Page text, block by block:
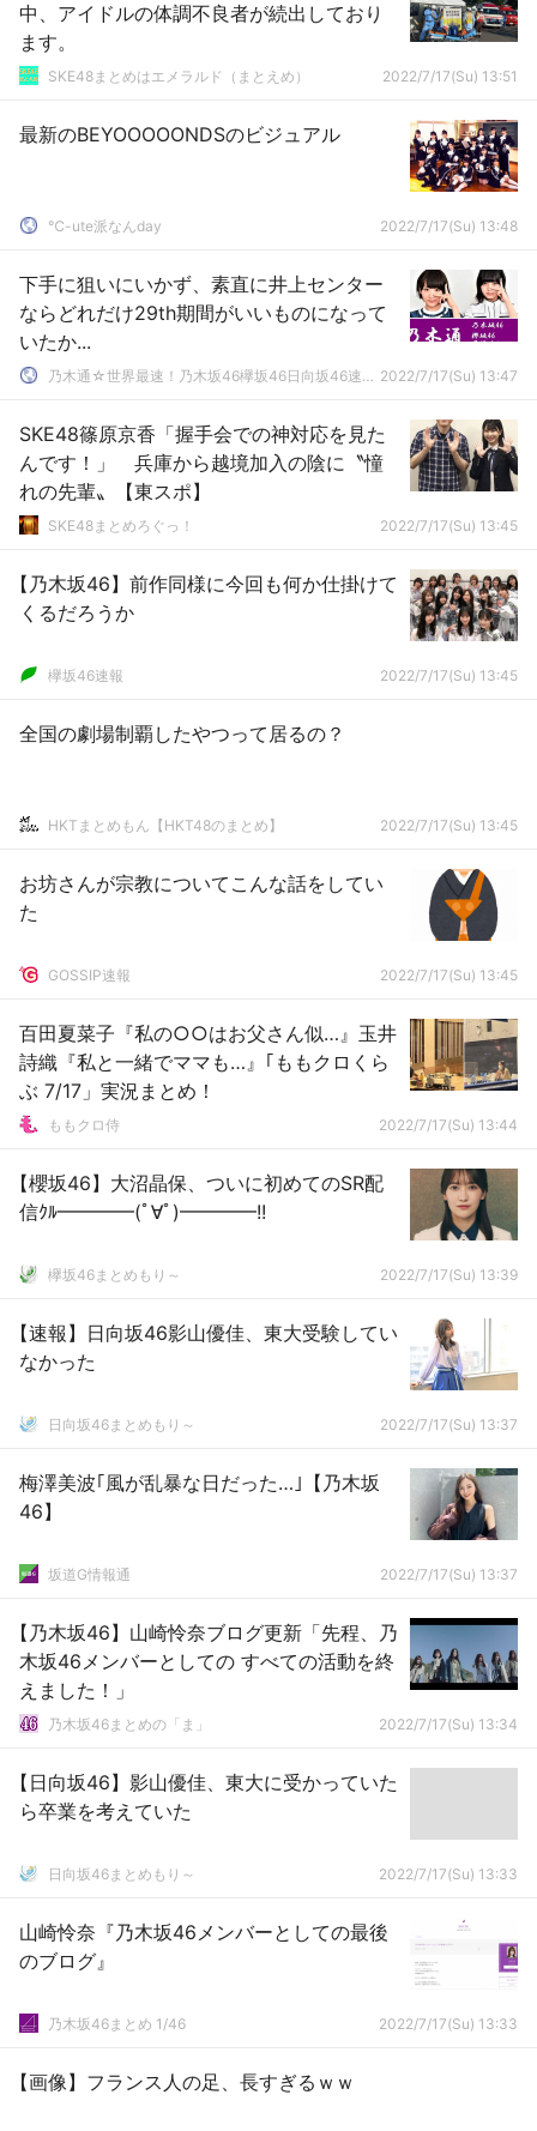
中、アイドルの体調不良者が続出しており
ます。
SKE48まとめはエメラルド（まとえめ） 2022/7/17(Su) 13:51
最新のBEYOOOOONDSのビジュアル
℃-ute派なんday 2022/7/17(Su) 13:48
下手に狙いにいかず、素直に井上センター
ならどれだけ29th期間がいいものになって
いたか...
乃木通☆世界最速！乃木坂46欅坂46日向坂46速報まとめ 2022/7/17(Su) 13:47
SKE48篠原京香「握手会での神対応を見た
んです！」 兵庫から越境加入の陰に〝憧
れの先輩〟【東スポ】
SKE48まとめろぐっ！ 2022/7/17(Su) 13:45
【乃木坂46】前作同様に今回も何か仕掛けて
くるだろうか
欅坂46速報 2022/7/17(Su) 13:45
全国の劇場制覇したやつって居るの？
HKTまとめもん【HKT48のまとめ】 2022/7/17(Su) 13:45
お坊さんが宗教についてこんな話をしてい
た
GOSSIP速報 2022/7/17(Su) 13:45
百田夏菜子『私の○○はお父さん似…』玉井
詩織『私と一緒でママも…』｢ももクロくら
ぶ 7/17」実況まとめ！
ももクロ侍 2022/7/17(Su) 13:44
【櫻坂46】大沼晶保、ついに初めてのSR配
信ｸﾙ━━━━(ﾟ∀ﾟ)━━━━!!
欅坂46まとめもり～ 2022/7/17(Su) 13:39
【速報】日向坂46影山優佳、東大受験してい
なかった
日向坂46まとめもり～ 2022/7/17(Su) 13:37
梅澤美波｢風が乱暴な日だった…｣【乃木坂
46】
坂道G情報通 2022/7/17(Su) 13:37
【乃木坂46】山崎怜奈ブログ更新「先程、乃
木坂46メンバーとしての すべての活動を終
えました！」
乃木坂46まとめの「ま」 2022/7/17(Su) 13:34
【日向坂46】影山優佳、東大に受かっていた
ら卒業を考えていた
日向坂46まとめもり～ 2022/7/17(Su) 13:33
山崎怜奈『乃木坂46メンバーとしての最後
のブログ』
乃木坂46まとめ 1/46 2022/7/17(Su) 13:33
【画像】フランス人の足、長すぎるｗｗ